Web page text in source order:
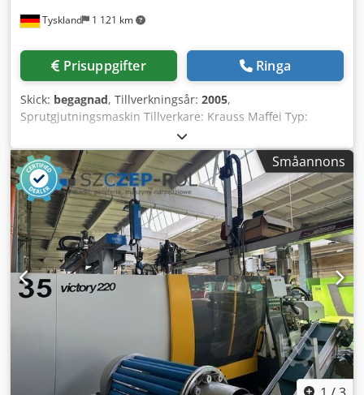
Tyskland 1 121 km
Prisuppgifter Ringa
Skick: begagnad, Tillverkningsår: 2005,
Sprutgjutningsmaskin Tillverkare: Krauss Maffei Typ:
KM350 /1900 C2 Tillverkningsår: 2005 Slutkraft: 3 500 kN
Kraft för öppning av form: 220 kN Kraft för rörlig platta:
öppning: 105 kN stängning: 95 kN Dksdpfoxu Uvaex Adror
Spännplatta (h x b): 1 060 x 1 095 mm Fri öppning (h x b):
710 x 710 mm Formöppningsslaglängd: 920 mm Minsta
formhöjd: 380 mm Öppningsvidd: 1 300 mm Utstötarhubb:
250 mm Utstötningskraft framåt/bakåt: 95 / 48 kN
Pumpmotor: 75 kW Installerad värmeeffekt: 30 kW
Reglerzoner, cylindervärmning: 6 Torrvarvtal: 1 550 1/h
Oljefyllnad: 720 liter Mått och vikt: Nettovikt med styrskåp:
ca 16,0 ton L/B/H: 6 510 x 2 040 x 2 380 mm Maximal
formvikt: 4 780 kg Sprutenhet: Arbetskapacitet: 1900
Skruvdiameter: 70 mm Spruttryck: 1 778 bar Slagvolym: 1
047 cm3 Skottvikt för PS: 953 g Injektionsflöde: 527 cm3/s
Skruvhastighet, standard/alternativ: 1/min 285/349
Skruvhastighet, standard eller nivå 1: 95 PS
Småannons